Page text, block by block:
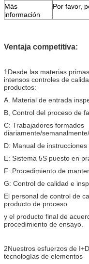
Más
información
Por favor,
Ventaja competitiva:
1Desde las materias
intensos controles de
productos:
A. Material de entrada
B, Control del proceso de
C: Trabajadores formados
diariamente/
D: Manual de
E: Sistema 5S puesto en
F: Procedimiento de
G: Control de calidad e
El personal de control de
producto de proceso
y el producto final de
procedimiento de ensayo.
2Nuestros esfuerzos de
tecnologías de elementos